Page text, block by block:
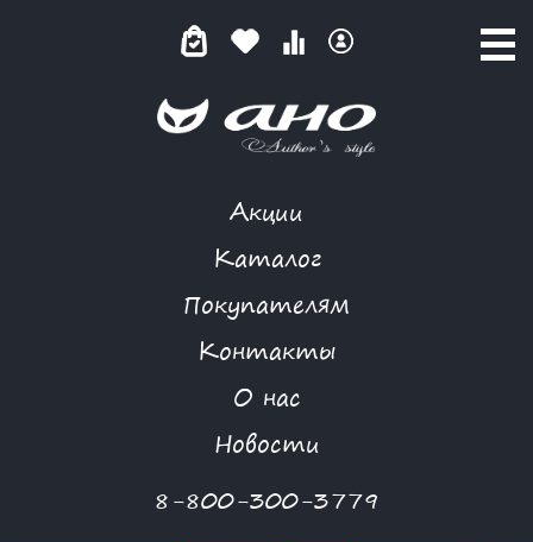
Акции
Каталог
Покупателям
Контакты
О нас
Новости
8-800-300-3779
ITALY STYLE